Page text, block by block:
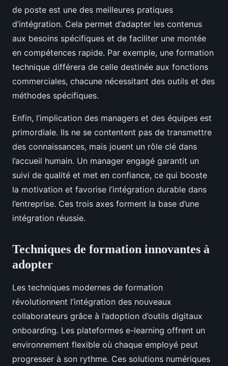
de poste est une des meilleures pratiques
d’intégration. Cela permet d’adapter les contenus
aux besoins spécifiques et de faciliter une montée
en compétences rapide. Par exemple, une formation
technique différera de celle destinée aux fonctions
commerciales, chacune nécessitant des outils et des
méthodes spécifiques.
Enfin, l’implication des managers et des équipes est
primordiale. Ils ne se contentent pas de transmettre
des connaissances, mais jouent un rôle clé dans
l’accueil humain. Un manager engagé garantit un
suivi de qualité et met en confiance, ce qui booste
la motivation et favorise l’intégration durable dans
l’entreprise. Ces trois axes forment la base d’une
intégration réussie.
Techniques de formation innovantes à
adopter
Les techniques modernes de formation
révolutionnent l’intégration des nouveaux
collaborateurs grâce à l’adoption d’outils digitaux
onboarding. Les plateformes e-learning offrent un
environnement flexible où chaque employé peut
progresser à son rythme. Ces solutions numériques